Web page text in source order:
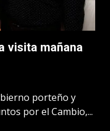
visita mañana
porteño y
por el Cambio,...